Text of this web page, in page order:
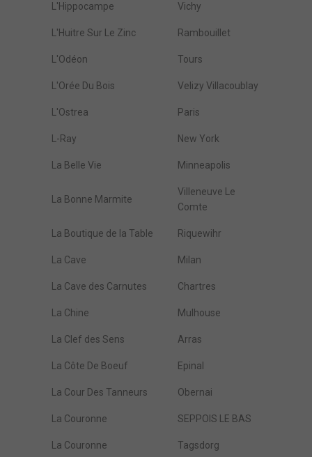
L'Hippocampe Vichy
L'Huitre Sur Le Zinc Rambouillet
L'Odéon Tours
L'Orée Du Bois Velizy Villacoublay
L'Ostrea Paris
L-Ray New York
La Belle Vie Minneapolis
La Bonne Marmite
Villeneuve Le
Comte
La Boutique de la Table Riquewihr
La Cave Milan
La Cave des Carnutes Chartres
La Chine Mulhouse
La Clef des Sens Arras
La Côte De Boeuf Epinal
La Cour Des Tanneurs Obernai
La Couronne SEPPOIS LE BAS
La Couronne Tagsdorg